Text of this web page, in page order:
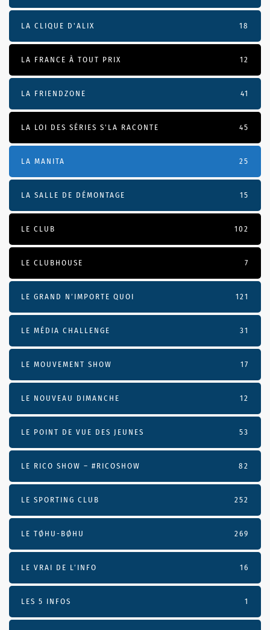
LA CLIQUE D'ALIX 18
LA FRANCE À TOUT PRIX 12
LA FRIENDZONE 41
LA LOI DES SÉRIES S'LA RACONTE 45
LA MANITA 25
LA SALLE DE DÉMONTAGE 15
LE CLUB 102
LE CLUBHOUSE 7
LE GRAND N’IMPORTE QUOI 121
LE MÉDIA CHALLENGE 31
LE MOUVEMENT SHOW 17
LE NOUVEAU DIMANCHE 12
LE POINT DE VUE DES JEUNES 53
LE RICO SHOW – #RICOSHOW 82
LE SPORTING CLUB 252
LE TØHU-BØHU 269
LE VRAI DE L’INFO 16
LES 5 INFOS 1